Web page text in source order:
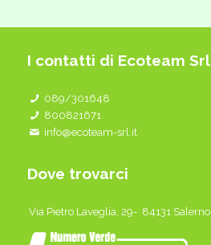
I contatti di Ecoteam Srl
089/301648
800821671
info@ecoteam-srl.it
Dove trovarci
Via Pietro Laveglia, 29- 84131 Salerno